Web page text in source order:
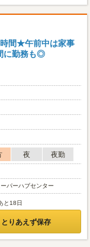
時間★午前中は家事
に勤務も◎
夜
夜勤
パーハブセンター
と18日
とりあえず保存